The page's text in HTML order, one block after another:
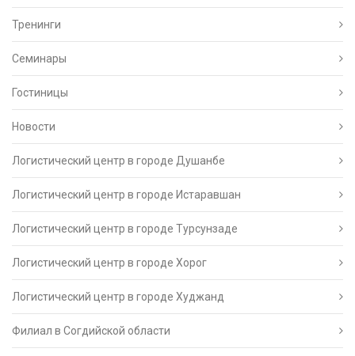
Тренинги
Семинары
Гостиницы
Новости
Логистический центр в городе Душанбе
Логистический центр в городе Истаравшан
Логистический центр в городе Турсунзаде
Логистический центр в городе Хорог
Логистический центр в городе Худжанд
Филиал в Согдийской области